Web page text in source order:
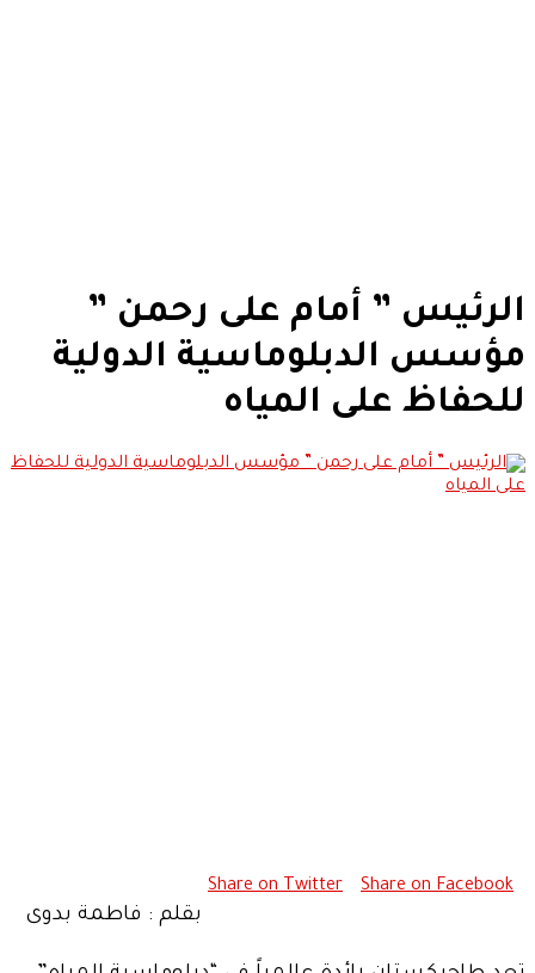
الرئيس ” أمام على رحمن ”
مؤسس الدبلوماسية الدولية
للحفاظ على المياه
Share on Facebook
Share on Twitter
بقلم : فاطمة بدوى